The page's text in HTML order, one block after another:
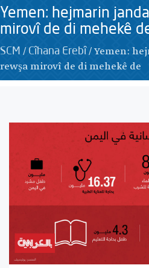
Yemen: hejmarin
mirovî de di mehekê
SCM / Cîhana Erebî/Yemen:
rewşa mirovî de di mehekê de